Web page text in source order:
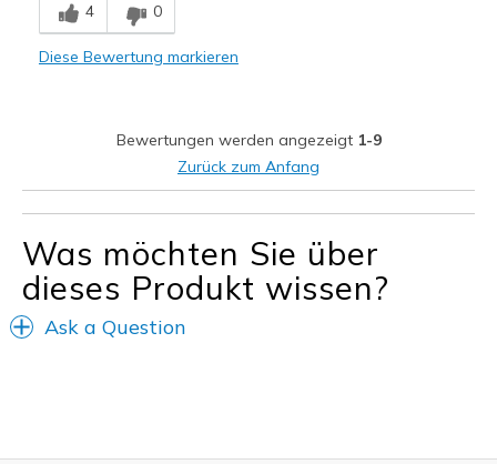
Comfortable
Durable
Geeignete Verwendung
Casual Wear
Width
Feels true to width
Sizing
Feels true to size
View On Shoes
I'm Really Into Shoes
4 0
Diese Bewertung markieren
Bewertungen werden angezeigt 1-9
Zurück zum Anfang
Was möchten Sie über
dieses Produkt wissen?
Ask a Question